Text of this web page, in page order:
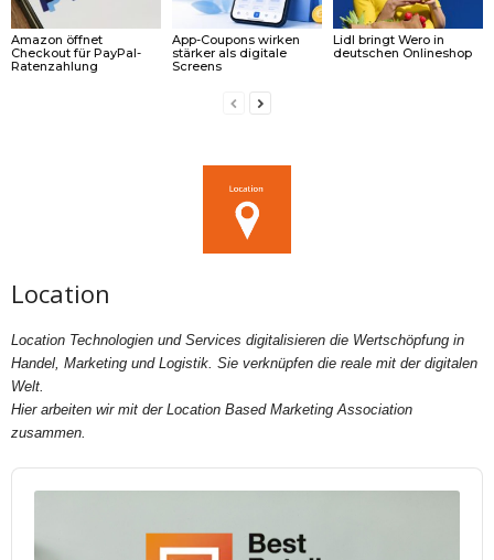
Amazon öffnet
Checkout für PayPal-
Ratenzahlung
App-Coupons wirken
stärker als digitale
Screens
Lidl bringt Wero in
deutschen Onlineshop
Location
Location Technologien und Services digitalisieren die Wertschöpfung in
Handel, Marketing und Logistik. Sie verknüpfen die reale mit der digitalen
Welt.
Hier arbeiten wir mit der Location Based Marketing Association
zusammen.
Audio